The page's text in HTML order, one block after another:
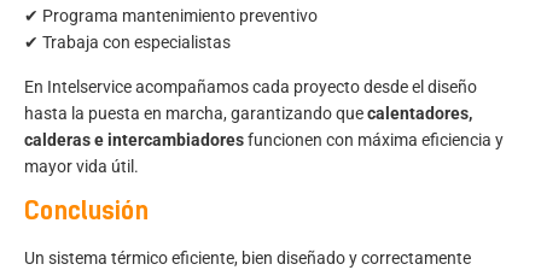
✔ Programa mantenimiento preventivo
✔ Trabaja con especialistas
En Intelservice acompañamos cada proyecto desde el diseño
hasta la puesta en marcha, garantizando quecalentadores,
calderas e intercambiadoresfuncionen con máxima eficiencia y
mayor vida útil.
Conclusión
Un sistema térmico eficiente, bien diseñado y correctamente